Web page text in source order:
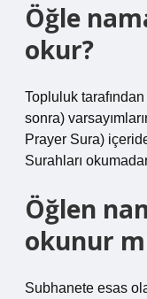
Öğle
okur?
Topluluk
sonra)
Prayer Sura)
Surahları
Öğlen
okunur
Subhanete esas